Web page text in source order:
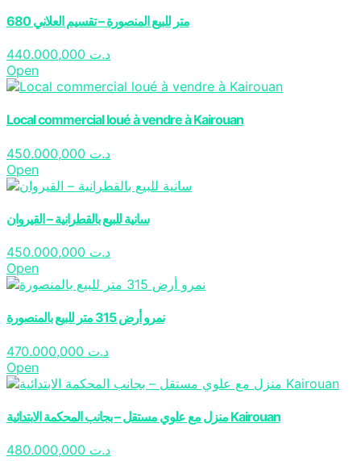
680 متر للبيع المنصورة – تقسيم العلاني
د.ت
Open
Local commercial loué à vendre à Kairouan
د.ت
Open
سانية للبيع بالقطرانية – القيروان
د.ت
Open
نمرو أرض 315 متر للبيع بالمنصورة
د.ت
Open
منزل مع علوي مستقل – بجانب المحكمة الابتدائية Kairouan
د.ت